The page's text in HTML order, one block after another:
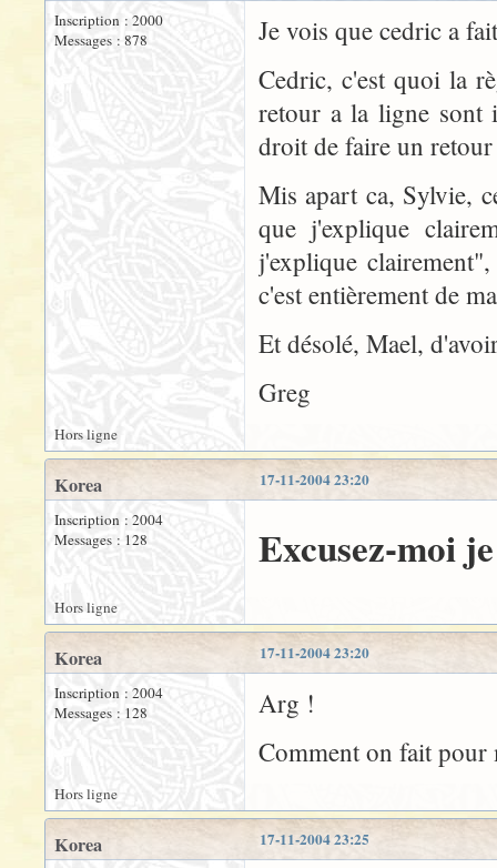
Inscription : 2000
Messages : 878
Je vois que cedric a
Cedric, c'est quoi la
retour a la ligne sont
droit de faire un
Mis apart ca, Sylvie,
que j'explique
j'explique
c'est entièrement de
Et désolé, Mael,
Greg
Hors ligne
17-11-2004 23:20
Korea
Inscription : 2004
Messages : 128
Excusez-moi
Hors ligne
17-11-2004 23:20
Korea
Inscription : 2004
Messages : 128
Arg !
Comment on fait pour
Hors ligne
17-11-2004 23:25
Korea